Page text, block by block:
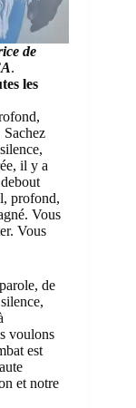
de
.
les
il y a
profond,
Vous
Vous
de
voulons
est
et notre